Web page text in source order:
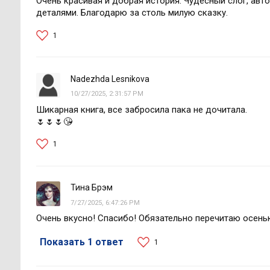
деталями. Благодарю за столь милую сказку.
1
Nadezhda Lesnikova
10/27/2025, 2:31:57 PM
Шикарная книга, все забросила пака не дочитала.
🌷🌷🌷😘
1
Тина Брэм
7/27/2025, 6:47:26 PM
Очень вкусно! Спасибо! Обязательно перечитаю
Показать 1 ответ 1